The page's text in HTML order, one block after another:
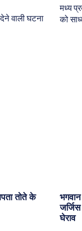
वाली घटना
मध्य
को
तोते के
भगवान
घेराव